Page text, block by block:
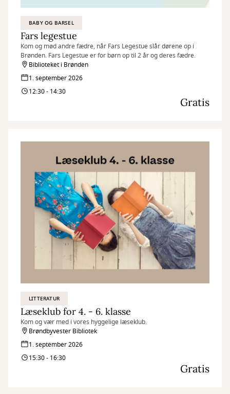
BABY OG BARSEL
Fars legestue
Kom og mød andre fædre, når Fars Legestue slår dørene op i
Brønden. Fars Legestue er for børn op til 2 år og deres fædre.
Biblioteket i Brønden
1. september 2026
12:30 - 14:30
Gratis
LITTERATUR
Læseklub for 4. - 6. klasse
Kom og vær med i vores hyggelige læseklub.
Brøndbyvester Bibliotek
1. september 2026
15:30 - 16:30
Gratis